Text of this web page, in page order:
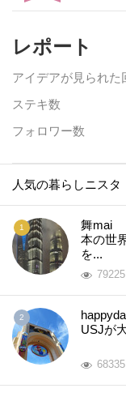
レポート
アイデアが見られた
ステキ数
フォロワー数
人気の暮らしニスタ
舞mai
本の世
を...
79225
USJが
68335